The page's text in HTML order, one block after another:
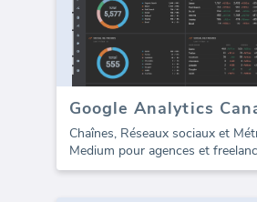
Chaînes, Réseaux sociaux et
Medium pour agences et